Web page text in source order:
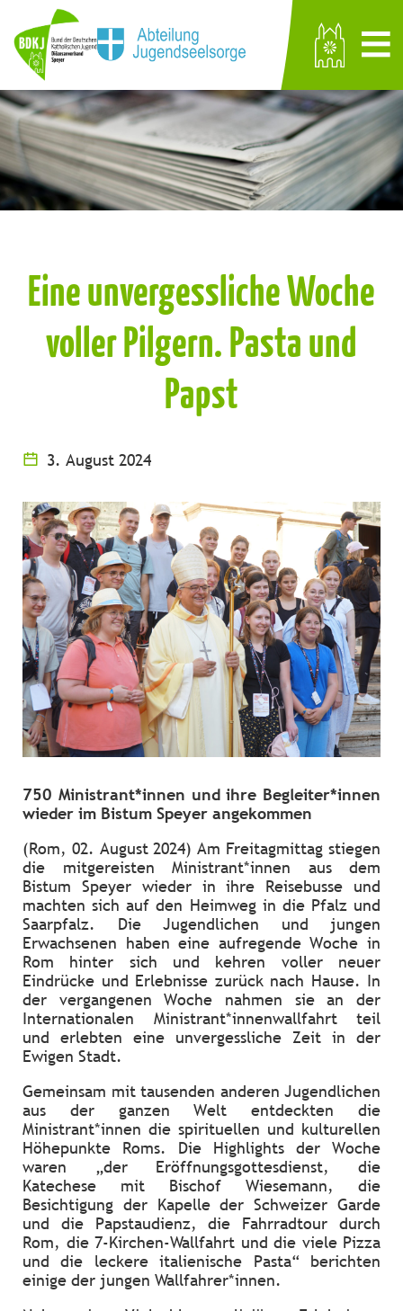
Eine unvergessliche Woche
voller Pilgern. Pasta und
Papst
3. August 2024
750 Ministrant*innen und ihre Begleiter*innen
wieder im Bistum Speyer angekommen
(Rom, 02. August 2024) Am Freitagmittag stiegen
die mitgereisten Ministrant*innen aus dem
Bistum Speyer wieder in ihre Reisebusse und
machten sich auf den Heimweg in die Pfalz und
Saarpfalz. Die Jugendlichen und jungen
Erwachsenen haben eine aufregende Woche in
Rom hinter sich und kehren voller neuer
Eindrücke und Erlebnisse zurück nach Hause. In
der vergangenen Woche nahmen sie an der
Internationalen Ministrant*innenwallfahrt teil
und erlebten eine unvergessliche Zeit in der
Ewigen Stadt.
Gemeinsam mit tausenden anderen Jugendlichen
aus der ganzen Welt entdeckten die
Ministrant*innen die spirituellen und kulturellen
Höhepunkte Roms. Die Highlights der Woche
waren „der Eröffnungsgottesdienst, die
Katechese mit Bischof Wiesemann, die
Besichtigung der Kapelle der Schweizer Garde
und die Papstaudienz, die Fahrradtour durch
Rom, die 7-Kirchen-Wallfahrt und die viele Pizza
und die leckere italienische Pasta“ berichten
einige der jungen Wallfahrer*innen.